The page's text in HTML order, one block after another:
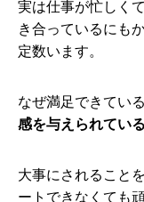
実は仕事が忙しく
き合っているにも
定数います。
なぜ満足できてい
感を与えられてい
大事にされること
ートできなくても